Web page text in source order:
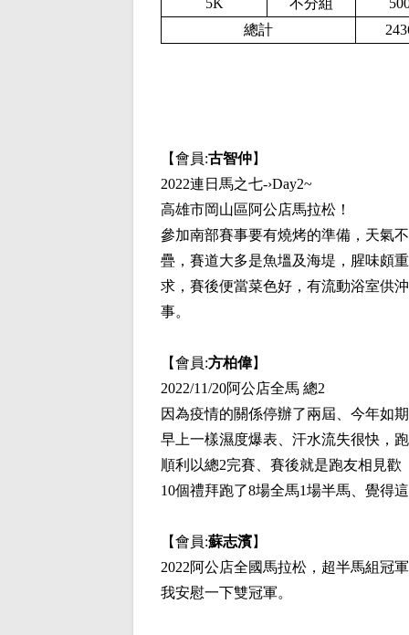
5K 不分組
總計
【會員:古智仲】
2022連日馬之七-›Day2~
高雄市岡山區阿公店馬拉松！
參加南部賽事要有燒烤的準備，天氣
疊，賽道大多是魚塭及海堤，腥味頗
求，賽後便當菜色好，有流動浴室供
事。
【會員:方柏偉】
2022/11/20阿公店全馬 總2
因為疫情的關係停辦了兩屆、今年如
早上一樣濕度爆表、汗水流失很快，
順利以總2完賽、賽後就是跑友相見歡
10個禮拜跑了8場全馬1場半馬、覺得
【會員:蘇志濱】
2022阿公店全國馬拉松，超半馬組冠
我安慰一下雙冠軍。